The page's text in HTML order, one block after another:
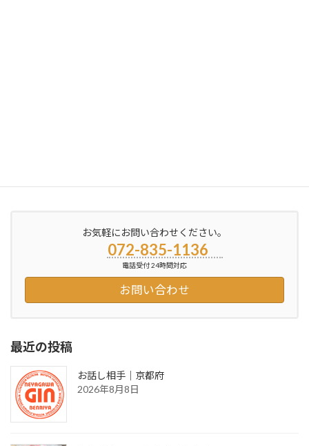
2012年3月20日
お気軽にお問い合わせください。
072-835-1136
電話受付 24時間対応
お問い合わせ
最近の投稿
お話し相手｜京都府
2026年8月8日